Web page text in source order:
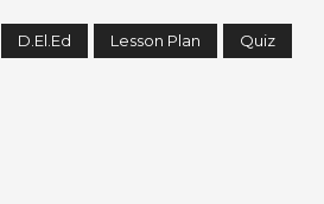
D.El.Ed Lesson Plan Quiz